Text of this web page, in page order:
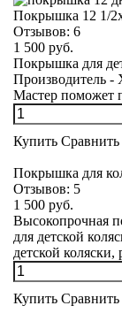
Покрышка 12 1/
Отзывов: 6
1 500 руб.
Покрышка для
Производитель -
Мастер поможет
Купить Сравнить
Покрышка для
Отзывов: 5
1 500 руб.
Высокопрочная
для детской
детской коляски,
Купить Сравнить